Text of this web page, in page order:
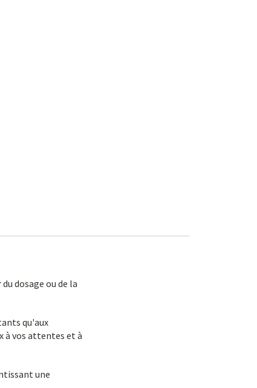
dosage ou de la
qu'aux
à vos attentes et à
une